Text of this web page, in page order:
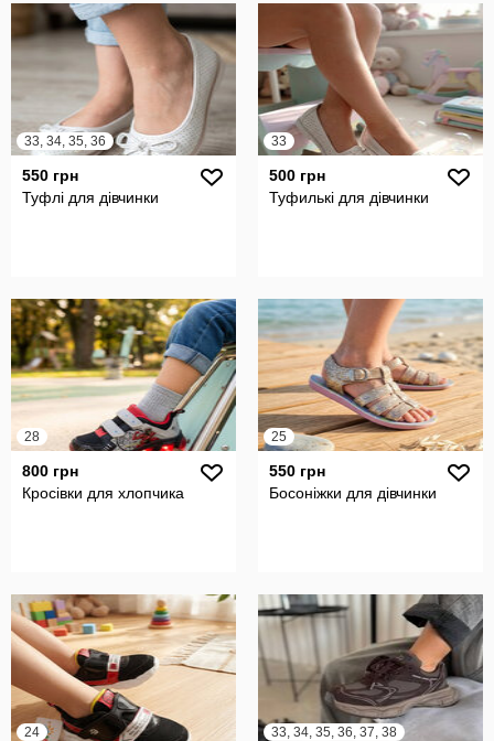
33, 34, 35, 36
550 грн
Туфлі для дівчинки
33
500 грн
Туфилькі для дівчинки
28
800 грн
Кросівки для хлопчика
25
550 грн
Босоніжки для дівчинки
24 33, 34, 35, 36, 37, 38